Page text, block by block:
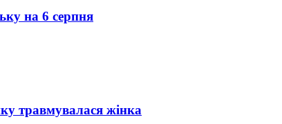
на 6 серпня
травмувалася жінка